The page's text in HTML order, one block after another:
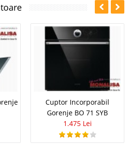
Cuptor Incorporabil
Gorenje BO 71 SYB
1.475 Lei